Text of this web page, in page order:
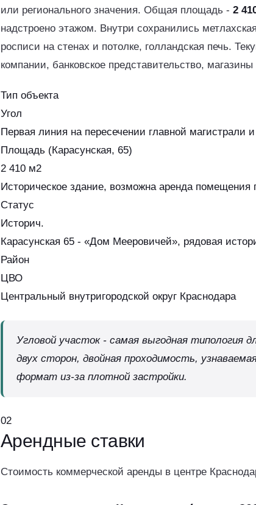
или регионального значения. Общая площадь - 2
надстроено этажом. Внутри сохранились
росписи на стенах и потолке, голландская печь.
компании, банковское представительство,
Тип объекта
Угол
Первая линия на пересечении главной магистрали
Площадь (Карасунская, 65)
2 410 м2
Историческое здание, возможна аренда помещения
Статус
Историч.
Карасунская 65 - «Дом Мееровичей», рядовая
Район
ЦВО
Центральный внутригородской округ Краснодара
Угловой участок - самая выгодная типология
двух сторон, двойная проходимость,
формат из-за плотной застройки.
02
Арендные ставки
Стоимость коммерческой аренды в центре